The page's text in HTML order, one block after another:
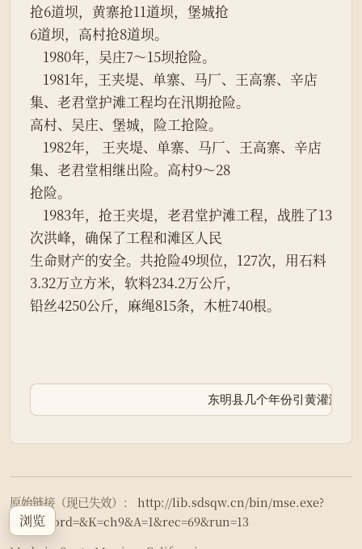
浏览
抢6道坝，黄寨抢11道坝，堡城抢
6道坝，高村抢8道坝。
    1980年，吴庄7～15坝抢险。
集、老君堂护滩工程均在汛期抢险。
高村、吴庄、堡城，险工抢险。
集、老君堂相继出险。高村9～28
抢险。
次洪峰，确保了工程和滩区人民
生命财产的安全。共抢险49坝位，127次，用石料
3.32万立方米，软料234.2万公斤，
铅丝4250公斤，麻绳815条，木桩740根。
东明县几个年份引黄灌淤
原始链接（现已失效）：
http://lib.sdsqw.cn/bin/mse.exe?
seachword=&K=ch9&A=1&rec=69&run=13